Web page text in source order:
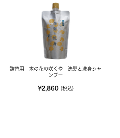
詰替用 木の花の咲くや 洗髪と洗身シャ
ンプー
¥2,860 (税込)